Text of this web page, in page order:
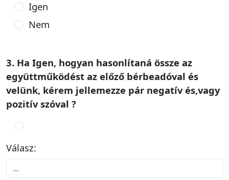
Igen
Nem
3. Ha Igen, hogyan hasonlítaná össze az
együttműködést az előző bérbeadóval és
velünk, kérem jellemezze pár negatív és,vagy
pozitív szóval ?
Válasz: